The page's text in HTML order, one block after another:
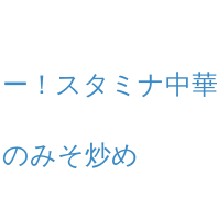
！スタミナ中
みそ炒め